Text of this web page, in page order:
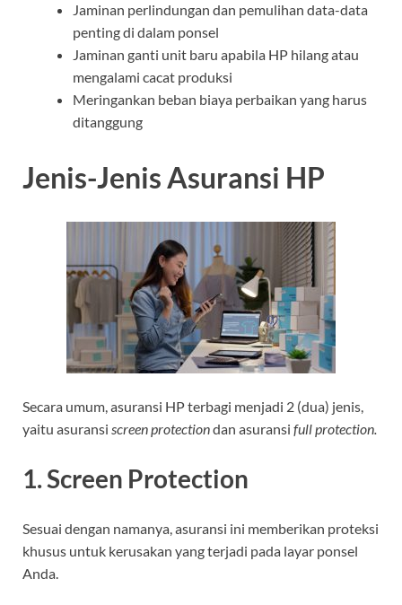
Jaminan perlindungan dan pemulihan data-data
penting di dalam ponsel
Jaminan ganti unit baru apabila HP hilang atau
mengalami cacat produksi
Meringankan beban biaya perbaikan yang harus
ditanggung
Jenis-Jenis Asuransi HP
Secara umum, asuransi HP terbagi menjadi 2 (dua) jenis,
yaitu asuransi screen protectiondan asuransi full protection.
1. Screen Protection
Sesuai dengan namanya, asuransi ini memberikan proteksi
khusus untuk kerusakan yang terjadi pada layar ponsel
Anda.